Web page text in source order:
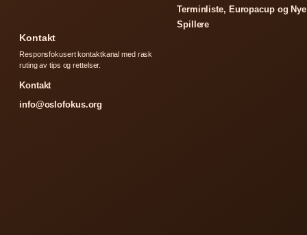
Terminliste, Europacup og Nye
Spillere
Kontakt
Responsfokusert kontaktkanal med rask
ruting av tips og rettelser.
Kontakt
info@oslofokus.org